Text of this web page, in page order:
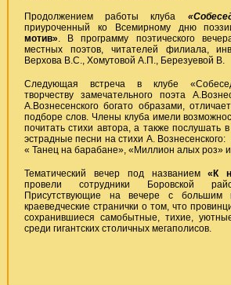
Продолжением работы клуба
приуроченный ко Всемирному дню
мотив». В программу поэтического
местных поэтов, читателей филиала,
Верхова В.С., Хомутовой А.П., Березуевой В.
Следующая встреча в клубе
творчеству замечательного поэта
А.Вознесенского богато образами,
подборе слов. Члены клуба имели
почитать стихи автора, а также послушать
эстрадные песни на стихи А.
« Танец на барабане», «Миллион алых роз»
Тематический вечер под названием«К
провели сотрудники Боровской
Присутствующие на вечере с большим
краеведческие странички о том, что
сохранившиеся самобытные, тихие,
среди гигантских столичных мегаполисов.